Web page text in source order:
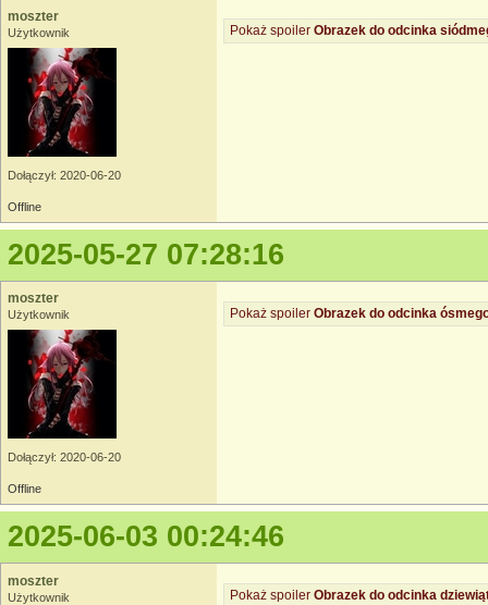
moszter
Użytkownik
Dołączył: 2020-06-20
Pokaż spoiler Obrazek do odcinka
Offline
2025-05-27 07:28:16
moszter
Użytkownik
Dołączył: 2020-06-20
Pokaż spoiler Obrazek do odcinka
Offline
2025-06-03 00:24:46
moszter
Użytkownik Pokaż spoiler Obrazek do odcinka